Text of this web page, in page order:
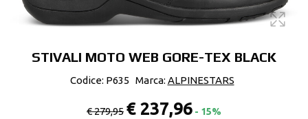
STIVALI MOTO WEB GORE-TEX BLACK
Codice: P635 Marca: ALPINESTARS
€ 279,95 € 237,96 - 15%